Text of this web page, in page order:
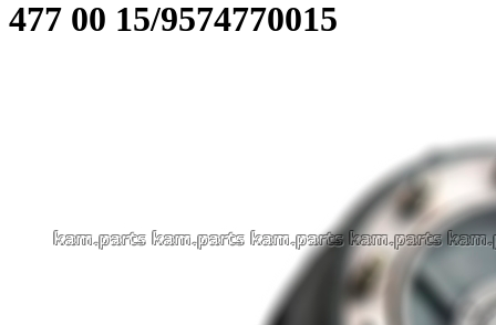
477 00 15/9574770015